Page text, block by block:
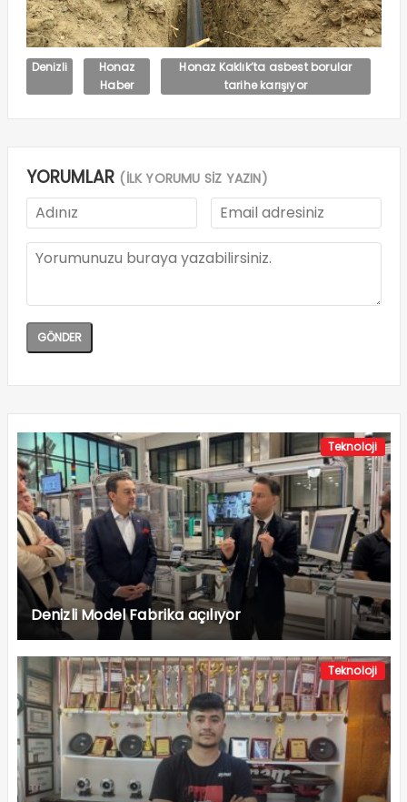
Denizli
Honaz
Haber
Honaz Kaklık’ta asbest borular
tarihe karışıyor
YORUMLAR (İLK YORUMU SİZ YAZIN)
Teknoloji
Denizli Model Fabrika açılıyor
Teknoloji